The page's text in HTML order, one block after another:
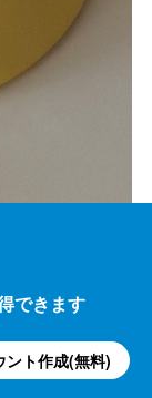
できます
ント作成(無料)